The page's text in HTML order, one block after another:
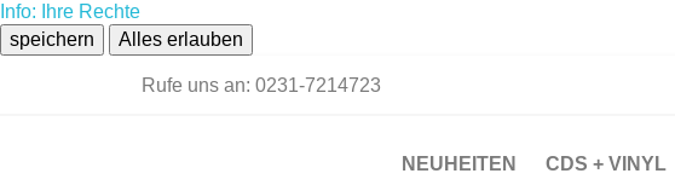
Info: Ihre Rechte
speichern
Alles erlauben
Rufe uns an: 0231-7214723
NEUHEITEN CDS + VINYL